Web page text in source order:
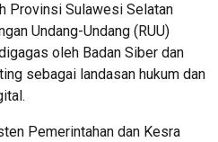
Provinsi Sulawesi Selatan
Undang-Undang (RUU)
oleh Badan Siber dan
sebagai landasan hukum dan
Pemerintahan dan Kesra